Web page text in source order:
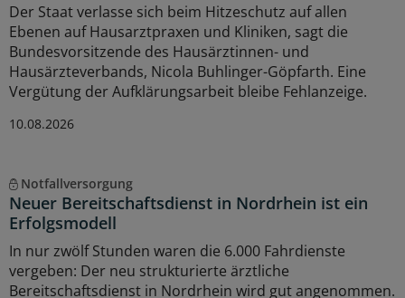
Der Staat verlasse sich beim Hitzeschutz auf allen
Ebenen auf Hausarztpraxen und Kliniken, sagt die
Bundesvorsitzende des Hausärztinnen- und
Hausärzteverbands, Nicola Buhlinger-Göpfarth. Eine
Vergütung der Aufklärungsarbeit bleibe Fehlanzeige.
10.08.2026
Notfallversorgung
Neuer Bereitschaftsdienst in Nordrhein ist ein
Erfolgsmodell
In nur zwölf Stunden waren die 6.000 Fahrdienste
vergeben: Der neu strukturierte ärztliche
Bereitschaftsdienst in Nordrhein wird gut angenommen.